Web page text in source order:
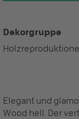
Dekorgruppe
Elegant und
Wood hell. Der